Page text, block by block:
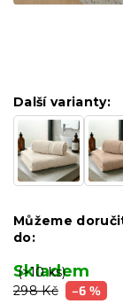
298 Kč –6 %
Skladem
(>10 ks)
Další varianty:
Můžeme
do: